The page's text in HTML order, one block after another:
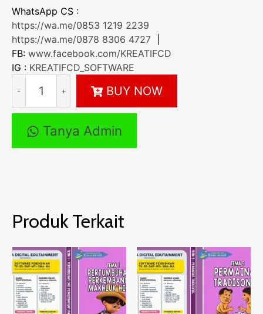
WhatsApp CS :
https://wa.me/0853 1219 2239
https://wa.me/0878 8306 4727
FB: www.facebook.com/KREATIFCD
IG : KREATIFCD_SOFTWARE
CD
BAHASA
INDONESIA
kelas
11
BUY NOW
Tanya Admin
Produk Terkait